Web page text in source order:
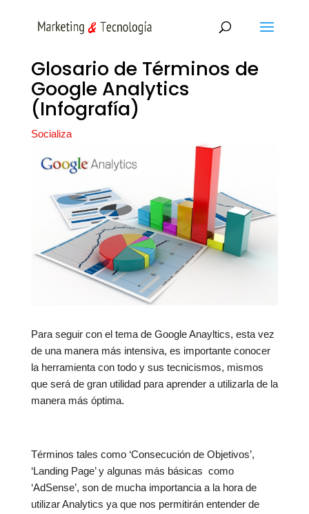
Glosario de Términos de
Google Analytics
(Infografía)
Socializa
Para seguir con el tema de Google Anayltics, esta vez
de una manera más intensiva, es importante conocer
la herramienta con todo y sus tecnicismos, mismos
que será de gran utilidad para aprender a utilizarla de la
manera más óptima.
Términos tales como ‘Consecución de Objetivos’,
‘Landing Page’ y algunas más básicas como
‘AdSense’, son de mucha importancia a la hora de
utilizar Analytics ya que nos permitirán entender de